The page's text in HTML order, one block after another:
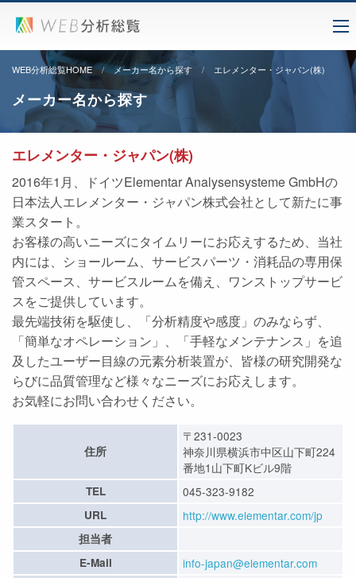
WEB分析総覧HOME メーカー名から探す エレメンター・ジャパン(株)
メーカー名から探す
エレメンター・ジャパン(株)
2016年1月、ドイツElementar Analysensysteme GmbHの
日本法人エレメンター・ジャパン株式会社として新たに事
業スタート。
お客様の高いニーズにタイムリーにお応えするため、当社
内には、ショールーム、サービスパーツ・消耗品の専用保
管スペース、サービスルームを備え、ワンストップサービ
スをご提供しています。
最先端技術を駆使し、「分析精度や感度」のみならず、
「簡単なオペレーション」、「手軽なメンテナンス」を追
及したユーザー目線の元素分析装置が、皆様の研究開発な
らびに品質管理など様々なニーズにお応えします。
お気軽にお問い合わせください。
住所
〒231-0023
神奈川県横浜市中区山下町224
番地1山下町Kビル9階
TEL 045-323-9182
URL http://www.elementar.com/jp
担当者
E-Mail
info-japan@elementar.com